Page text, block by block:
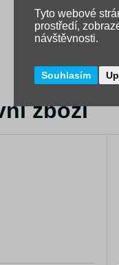
zboží
Tyto webové
prostředí,
návštěvnosti.
Souhlasím